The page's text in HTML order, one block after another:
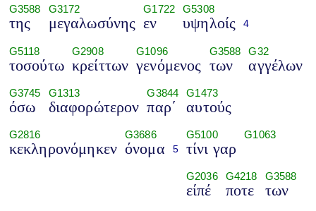
G3588
της
G3172
μεγαλωσύνης
G1722
εν
G5308
υψηλοίς 4
G5118
τοσούτω
G2908
κρείττων
G1096
γενόμενος
G3588
των
G32
αγγέλων
G3745
όσω
G1313
διαφορώτερον
G3844
παρ΄
G1473
αυτούς
G2816
κεκληρονόμηκεν
G3686
όνομα 5
G5100
τίνι γαρ
G1063
G2036
είπέ
G4218
ποτε
G3588
των